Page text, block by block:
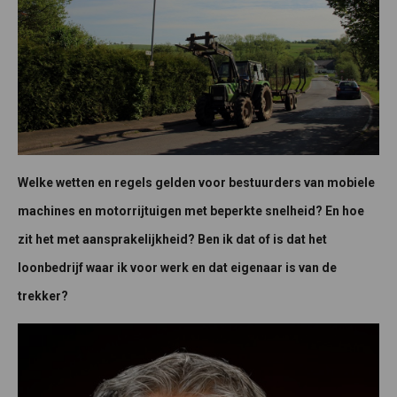
Welke wetten en regels gelden voor bestuurders van mobiele
machines en motorrijtuigen met beperkte snelheid? En hoe
zit het met aansprakelijkheid? Ben ik dat of is dat het
loonbedrijf waar ik voor werk en dat eigenaar is van de
trekker?